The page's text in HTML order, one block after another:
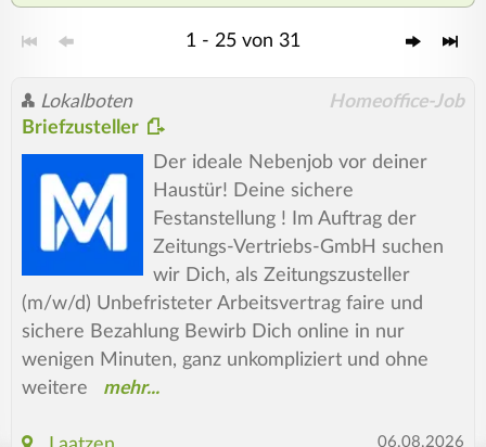
1 - 25 von 31
Lokalboten Homeoffice-Job
Briefzusteller
Der ideale Nebenjob vor deiner
Haustür! Deine sichere
Festanstellung ! Im Auftrag der
Zeitungs-Vertriebs-GmbH suchen
wir Dich, als Zeitungszusteller
(m/w/d) Unbefristeter Arbeitsvertrag faire und
sichere Bezahlung Bewirb Dich online in nur
wenigen Minuten, ganz unkompliziert und ohne
weitere
06.08.2026